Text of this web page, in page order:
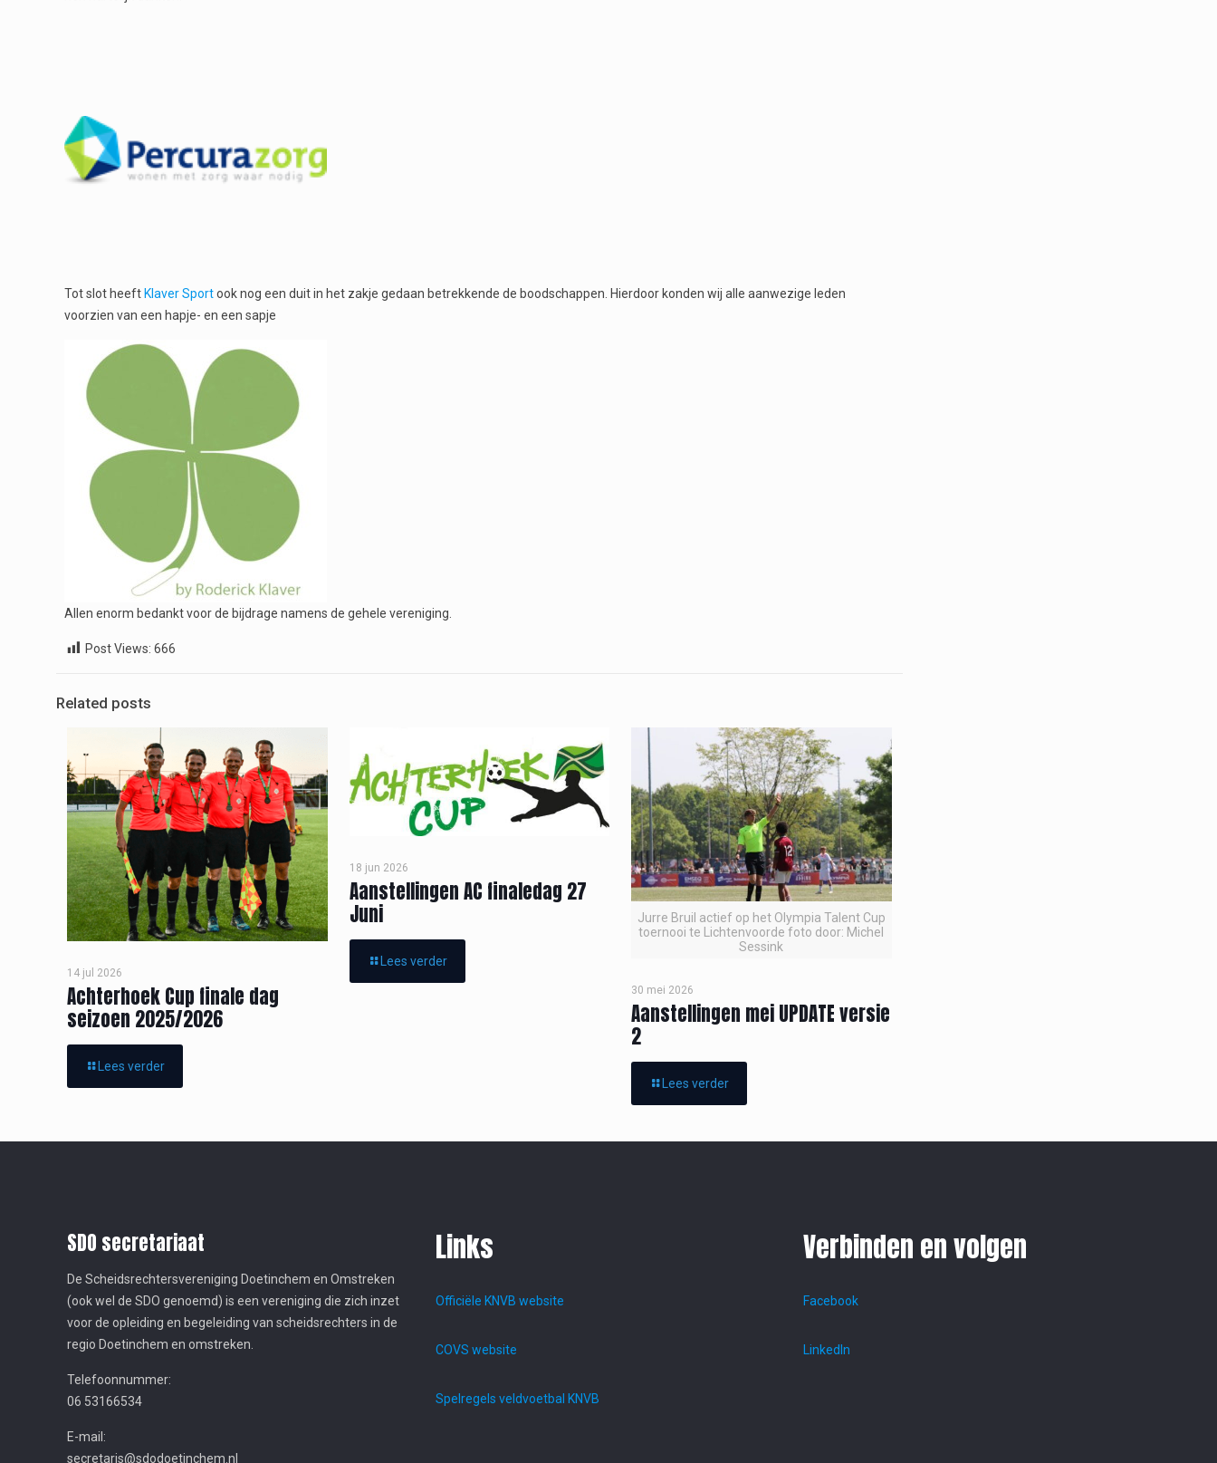
Tot slot heeft Klaver Sportook nog een duit in het zakje gedaan betrekkende de boodschappen. Hierdoor konden wij alle aanwezige leden
voorzien van een hapje- en een sapje
Allen enorm bedankt voor de bijdrage namens de gehele vereniging.
Post Views: 666
Related posts
14 jul 2026
Achterhoek Cup finale dag
seizoen 2025/2026
Lees verder
18 jun 2026
Aanstellingen AC finaledag 27
Juni
Lees verder
Jurre Bruil actief op het Olympia Talent Cup
toernooi te Lichtenvoorde foto door: Michel
Sessink
30 mei 2026
Aanstellingen mei UPDATE versie
2
Lees verder
SDO secretariaat
De Scheidsrechtersvereniging Doetinchem en Omstreken
(ook wel de SDO genoemd) is een vereniging die zich inzet
voor de opleiding en begeleiding van scheidsrechters in de
regio Doetinchem en omstreken.
Telefoonnummer:
06 53166534
E-mail:
secretaris@sdodoetinchem.nl
Links
Officiële KNVB website
COVS website
Spelregels veldvoetbal KNVB
Verbinden en volgen
Facebook
LinkedIn